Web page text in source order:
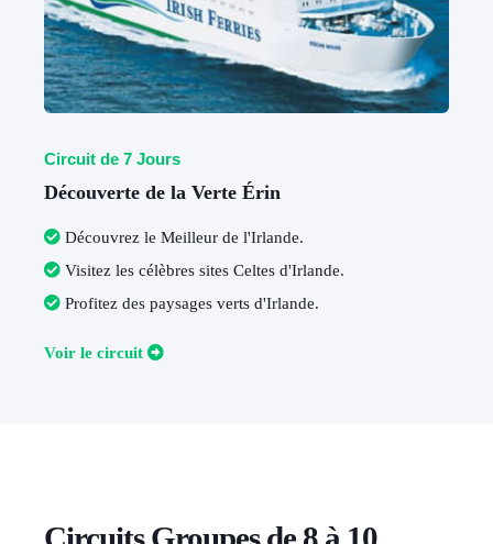
Circuit de 7 Jours
Découverte de la Verte Érin
Découvrez le Meilleur de l'Irlande.
Visitez les célèbres sites Celtes d'Irlande.
Profitez des paysages verts d'Irlande.
Voir le circuit